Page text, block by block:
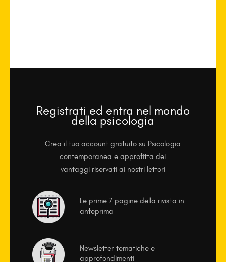
Registrati ed entra nel mondo
della psicologia
Crea il tuo account gratuito su Psicologia
contemporanea e approfitta dei
vantaggi riservati ai nostri lettori
Le prime 7 pagine della rivista in
anteprima
Newsletter tematiche e
approfondimenti